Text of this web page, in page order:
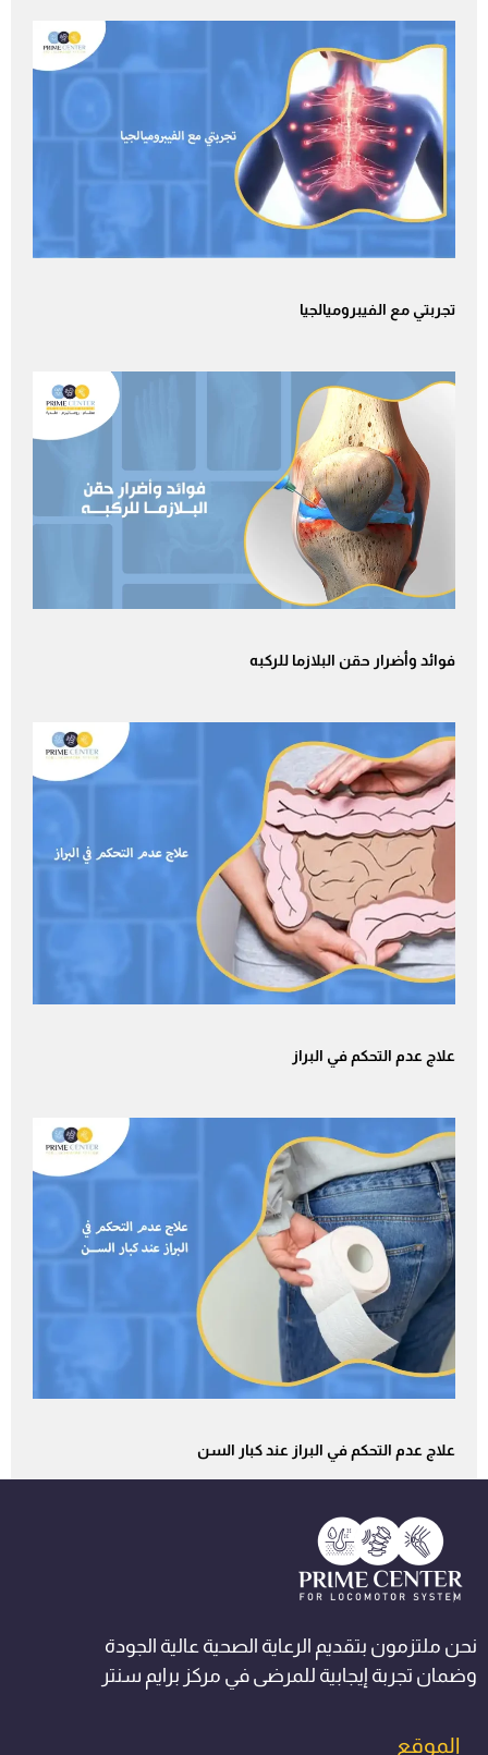
تجربتي مع الفيبروميالجيا
فوائد وأضرار حقن البلازما للركبه
علاج عدم التحكم في البراز
علاج عدم التحكم في البراز عند كبار السن
نحن ملتزمون بتقديم الرعاية الصحية عالية الجودة
وضمان تجربة إيجابية للمرضى في مركز برايم سنتر
الموقع